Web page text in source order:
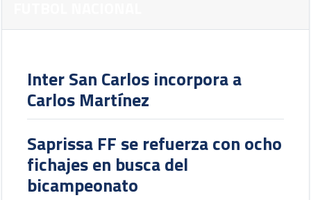
Inter San Carlos incorpora a
Carlos Martínez
Saprissa FF se refuerza con ocho
fichajes en busca del
bicampeonato